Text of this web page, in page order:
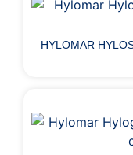
HYLOMAR